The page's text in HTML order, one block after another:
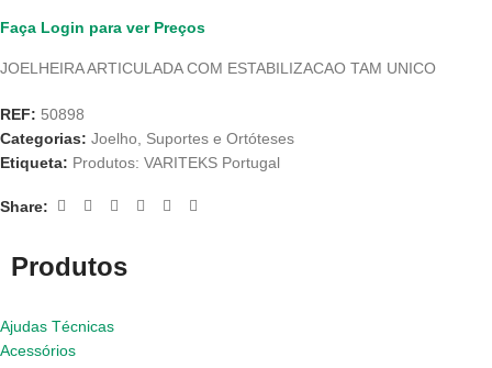
Produtos
Ajudas Técnicas
Acessórios
Faça Login para ver Preços
JOELHEIRA ARTICULADA COM ESTABILIZACAO TAM UNICO
REF: 50898
Categorias: Joelho, Suportes e Ortóteses
Etiqueta: Produtos: VARITEKS Portugal
Share: